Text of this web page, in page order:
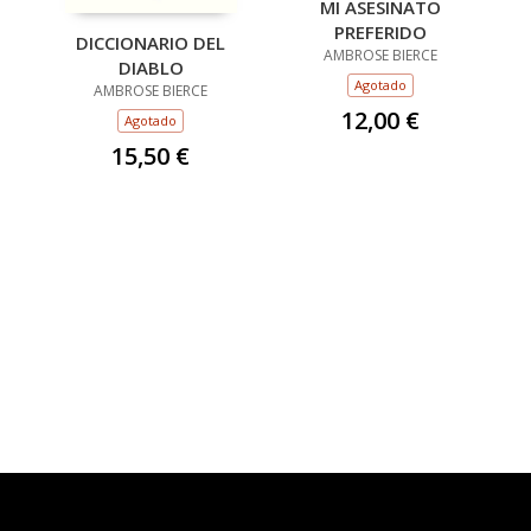
DICCIONARIO DEL
DIABLO
AMBROSE BIERCE
Agotado
15,50 €
MI ASESINATO
PREFERIDO
AMBROSE BIERCE
Agotado
12,00 €